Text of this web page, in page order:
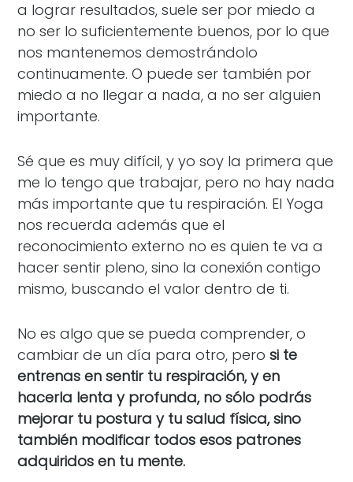
a lograr resultados, suele ser por miedo a
no ser lo suficientemente buenos, por lo que
nos mantenemos demostrándolo
continuamente. O puede ser también por
miedo a no llegar a nada, a no ser alguien
importante.
Sé que es muy difícil, y yo soy la primera que
me lo tengo que trabajar, pero no hay nada
más importante que tu respiración. El Yoga
nos recuerda además que el
reconocimiento externo no es quien te va a
hacer sentir pleno, sino la conexión contigo
mismo, buscando el valor dentro de ti.
No es algo que se pueda comprender, o
cambiar de un día para otro, perosi te
entrenas en sentir tu respiración, y en
hacerla lenta y profunda, no sólo podrás
mejorar tu postura y tu salud física, sino
también modificar todos esos patrones
adquiridos en tu mente.